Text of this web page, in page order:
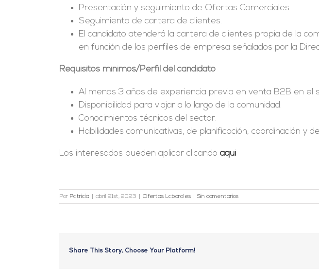
Presentación y seguimiento de Ofertas Comerciales.
Seguimiento de cartera de clientes.
El candidato atenderá la cartera de clientes propia de la
en función de los perfiles de empresa señalados por la
Requisitos mínimos/Perfil del candidato
Al menos 3 años de experiencia previa en venta B2B en el
Disponibilidad para viajar a lo largo de la comunidad.
Conocimientos técnicos del sector.
Habilidades comunicativas, de planificación, coordinación y
Los interesados pueden aplicar clicando aquí
Por Patricia abril 21st, 2023 Ofertas Laborales Sin comentarios
Share This Story, Choose Your Platform!